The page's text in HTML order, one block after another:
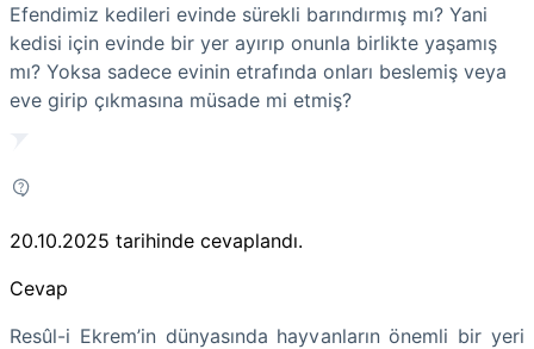
Efendimiz kedileri evinde sürekli barındırmış mı? Yani
kedisi için evinde bir yer ayırıp onunla birlikte yaşamış
mı? Yoksa sadece evinin etrafında onları beslemiş veya
eve girip çıkmasına müsade mi etmiş?
20.10.2025 tarihinde cevaplandı.
Cevap
Resûl-i Ekrem’in dünyasında hayvanların önemli bir yeri